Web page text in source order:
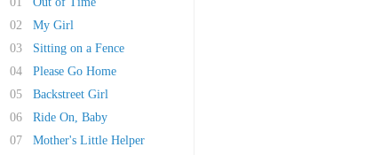
02
My Girl
03
Sitting on a Fence
04
Please Go Home
05
Backstreet Girl
06
Ride On, Baby
07
Mother's Little Helper